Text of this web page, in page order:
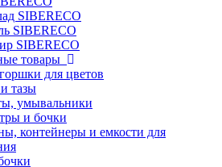
SIBERECO
SIBERECO
SIBERECO
товары
для цветов
тазы
умывальники
и бочки
контейнеры и емкости для